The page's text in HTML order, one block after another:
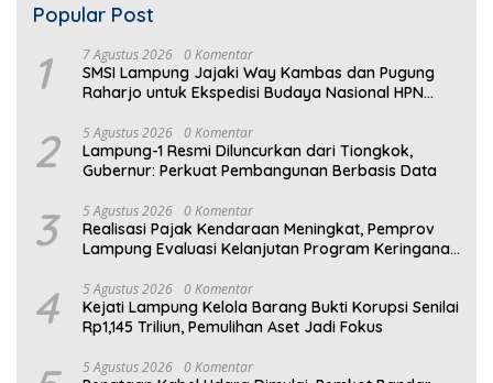
Popular Post
1 7 Agustus 2026 0 Komentar
SMSI Lampung Jajaki Way Kambas dan Pugung
Raharjo untuk Ekspedisi Budaya Nasional HPN
2 5 Agustus 2026 0 Komentar
Lampung-1 Resmi Diluncurkan dari Tiongkok,
Gubernur: Perkuat Pembangunan Berbasis Data
3 5 Agustus 2026 0 Komentar
Realisasi Pajak Kendaraan Meningkat, Pemprov
Lampung Evaluasi Kelanjutan Program Keringanan
4 5 Agustus 2026 0 Komentar
Kejati Lampung Kelola Barang Bukti Korupsi Senilai
Rp1,145 Triliun, Pemulihan Aset Jadi Fokus
5 Agustus 2026 0 Komentar